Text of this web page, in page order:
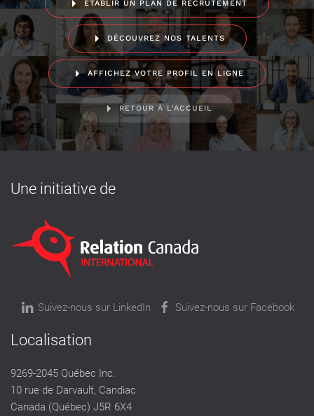
ÉTABLIR UN PLAN DE RECRUTEMENT
DÉCOUVREZ NOS TALENTS
AFFICHEZ VOTRE PROFIL EN LIGNE
RETOUR À L'ACCUEIL
Une initiative de
Suivez-nous sur LinkedIn Suivez-nous sur Facebook
Localisation
9269-2045 Québec Inc.
10 rue de Darvault, Candiac
Canada (Québec) J5R 6X4